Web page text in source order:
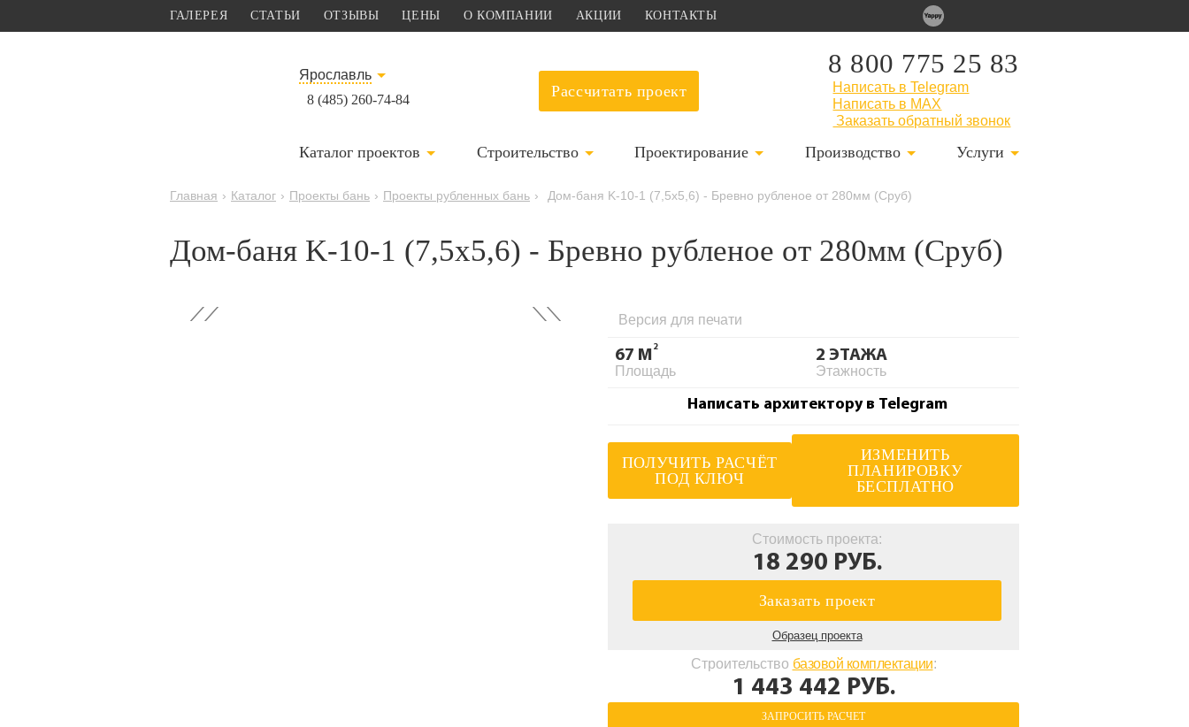
ГАЛЕРЕЯ СТАТЬИ ОТЗЫВЫ ЦЕНЫ О КОМПАНИИ АКЦИИ КОНТАКТЫ
Ярославль
8 (485) 260-74-84
Рассчитать проект
8 800 775 25 83
Написать в Telegram
Написать в MAX
Заказать обратный звонок
Каталог проектов Строительство Проектирование Производство Услуги
Главная › Каталог › Проекты бань › Проекты рубленных бань › Дом-баня K-10-1 (7,5х5,6) - Бревно рубленое от 280мм (Сруб)
Дом-баня K-10-1 (7,5х5,6) - Бревно рубленое от 280мм (Сруб)
‹ › Версия для печати
67 М2
Площадь
2 ЭТАЖА
Этажность
Написать архитектору в Telegram
ПОЛУЧИТЬ РАСЧЁТ
ПОД КЛЮЧ
ИЗМЕНИТЬ
ПЛАНИРОВКУ
БЕСПЛАТНО
Стоимость проекта:
18 290 РУБ.
Заказать проект
Образец проекта
Строительство базовой комплектации:
1 443 442 РУБ.
ЗАПРОСИТЬ РАСЧЕТ